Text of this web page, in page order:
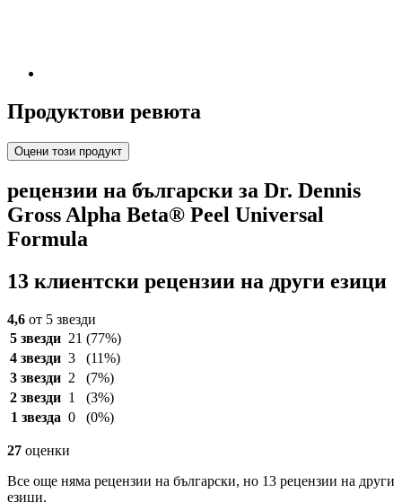
Продуктови ревюта
Оцени този продукт
рецензии на български за Dr. Dennis
Gross Alpha Beta® Peel Universal
Formula
13 клиентски рецензии на други езици
4,6 от 5 звезди
5 звезди 21 (77%)
4 звезди 3
(11%)
3 звезди 2
(7%)
2 звезди 1
(3%)
1 звезда 0 (0%)
27 оценки
Все още няма рецензии на български, но 13 рецензии на други
езици.